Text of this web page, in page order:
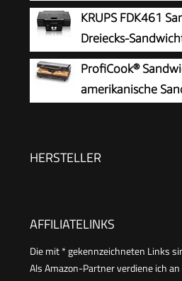
Sandwich, leicht
Antihaftbeschichtung, heizt
Watt, Schwarz
KRUPS FDK461
Dreiecks-
Antihaftplatten, 850W,
leckere Gourmet-
platzsparend, Standard,
ProfiCook®
amerikanische
(antihaftbeschichtet) |
HERSTELLER
AFFILIATELINKS
Die mit * gekennzeichneten Links
Als Amazon-Partner verdiene ich